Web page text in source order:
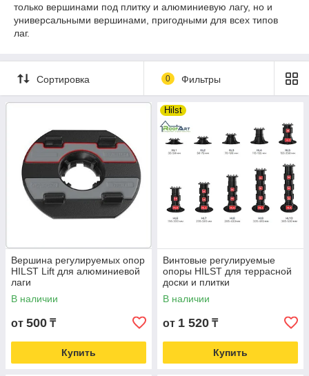
только вершинами под плитку и алюминиевую лагу, но и
универсальными вершинами, пригодными для всех типов
лаг.
Сортировка 0 Фильтры
Вершина регулируемых опор
HILST Lift для алюминиевой
лаги
В наличии
от 500 ₸
Купить
Hilst
Винтовые регулируемые
опоры HILST для террасной
доски и плитки
В наличии
от 1 520 ₸
Купить